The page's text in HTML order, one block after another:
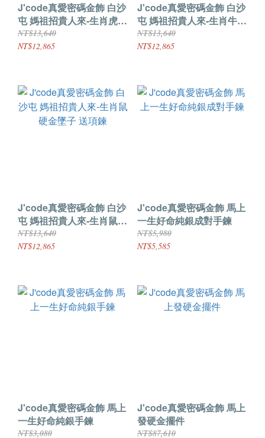
J'code真愛密碼金飾 白沙
屯 媽祖招貴人來-生肖虎硬
金墜子 送項鍊
NT$13,640
NT$12,865
J'code真愛密碼金飾 白沙
屯 媽祖招貴人來-生肖牛硬
金墜子 送項鍊
NT$13,640
NT$12,865
J'code真愛密碼金飾 白沙
屯 媽祖招貴人來-生肖鼠硬
金墜子 送項鍊
NT$13,640
NT$12,865
J'code真愛密碼金飾 馬上
一生好命純銀成對手鍊
NT$5,980
NT$5,585
J'code真愛密碼金飾 馬上
一生好命純銀手鍊
NT$3,080
J'code真愛密碼金飾 馬上
發硬金擺件
NT$87,610